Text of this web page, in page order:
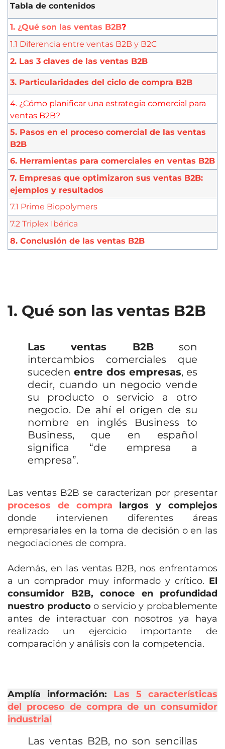
Tabla de contenidos
1. ¿Qué son las ventas B2B?
1.1 Diferencia entre ventas B2B y B2C
2. Las 3 claves de las ventas B2B
3. Particularidades del ciclo de compra B2B
4. ¿Cómo planificar una estrategia comercial para
ventas B2B?
5. Pasos en el proceso comercial de las ventas
B2B
6. Herramientas para comerciales en ventas B2B
7. Empresas que optimizaron sus ventas B2B:
ejemplos y resultados
7.1 Prime Biopolymers
7.2 Triplex Ibérica
8. Conclusión de las ventas B2B
1. Qué son las ventas B2B
Las ventas B2Bson
intercambios comerciales que
suceden entre dos empresas, es
decir, cuando un negocio vende
su producto o servicio a otro
negocio. De ahí el origen de su
nombre en inglés Business to
Business, que en español
significa “de empresa a
empresa”.
Las ventas B2B se caracterizan por presentar
procesos de compra largos y complejos
donde intervienen diferentes áreas
empresariales en la toma de decisión o en las
negociaciones de compra.
Además, en las ventas B2B, nos enfrentamos
a un comprador muy informado y crítico. El
consumidor B2B, conoce en profundidad
nuestro productoo servicio y probablemente
antes de interactuar con nosotros ya haya
realizado un ejercicio importante de
comparación y análisis con la competencia.
Amplía información:
Las 5 características
del proceso de compra de un consumidor
industrial
Las ventas B2B, no son sencillas